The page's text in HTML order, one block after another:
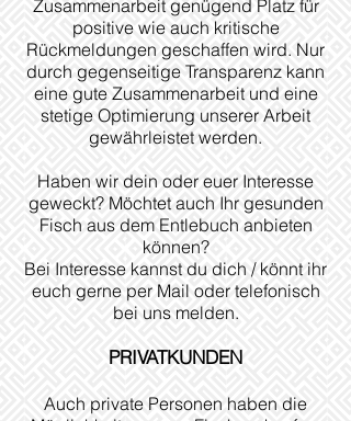
Zusammenarbeit genügend Platz für
positive wie auch kritische
Rückmeldungen geschaffen wird. Nur
durch gegenseitige Transparenz kann
eine gute Zusammenarbeit und eine
stetige Optimierung unserer Arbeit
gewährleistet werden.
Haben wir dein oder euer Interesse
geweckt? Möchtet auch Ihr gesunden
Fisch aus dem Entlebuch anbieten
können?
Bei Interesse kannst du dich / könnt ihr
euch gerne per Mail oder telefonisch
bei uns melden.
PRIVATKUNDEN
Auch private Personen haben die